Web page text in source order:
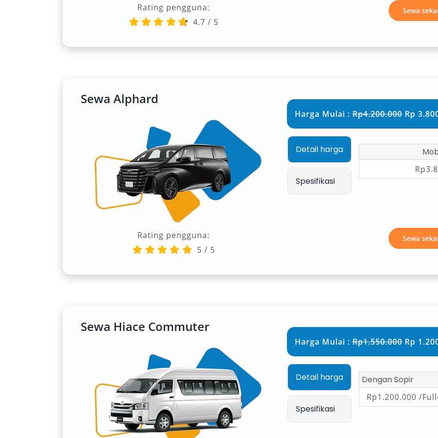
berdaya tahan tinggi dengan tampilan eksklusif.
Hiace Commuter menjadi solusi andalan untuk rombongan besar yang
membutuhkan kapasitas besar tanpa mengorbankan kenyamanan dan
keamanan selama perjalanan.
9. Toyota Camry
Untuk kebutuhan bisnis maupun perjalanan personal, Toyota Camry
memberikan kenyamanan mewah serta prestise tinggi selama perjalanan
Anda di kawasan Silangit dan sekitarnya.
11. Daihatsu Xenia
Xenia adalah pilihan ekonomis namun tetap memberikan kenyamanan
optimal. Cocok untuk Anda yang mengutamakan budget namun tetap ingin
mendapatkan kualitas terbaik.
12. Mitsubishi Xpander
Xpander dengan desain modern serta kabin luas menghadirkan
Rating pengguna:
4.7 / 5
Sewa
Sewa Alphard
Rating pengguna:
5 / 5
Harga Mulai :Rp4.200.000Rp
Detail harga
Spesifikasi
Sewa
Sewa Hiace Commuter
Harga Mulai :Rp1.550.000Rp
Detail harga
Spesifikasi
Dengan Sopir
Rp1.200.000 /